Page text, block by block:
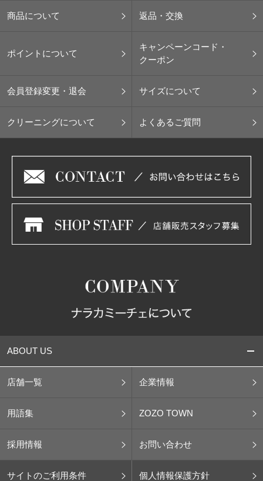
商品について 返品・交換
ポイントについて
キャンペーンコード・
クーポン
会員登録変更・退会 サイズについて
クリーニングについて よくあるご質問
ABOUT US
店舗一覧 企業情報
用語集 ZOZO TOWN
採用情報 お問い合わせ
サイトのご利用条件 個人情報保護方針